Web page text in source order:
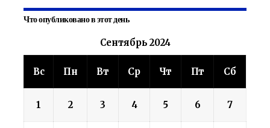
Что опубликовано в этот день
Сентябрь 2024
Вс Пн Вт Ср Чт Пт Сб
1 2 3 4 5 6 7